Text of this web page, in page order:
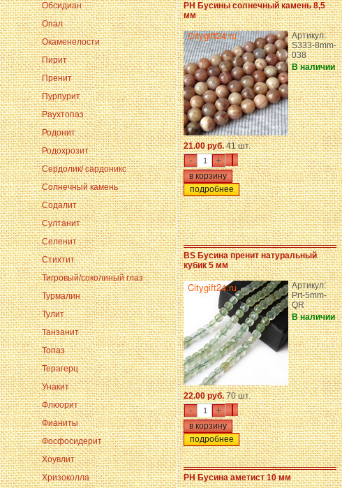
Обсидиан
Опал
Окаменелости
Пирит
Пренит
Пурпурит
Раухтопаз
Родонит
Родохрозит
Сердолик/ сардоникс
Солнечный камень
Содалит
Султанит
Селенит
Стихтит
Тигровый/соколиный глаз
Турмалин
Тулит
Танзанит
Топаз
Терагерц
Унакит
Флюорит
Фианиты
Фосфосидерит
Хоувлит
Хризоколла
PH Бусины солнечный камень 8,5
мм
Артикул:
S333-8mm-
038
В наличии
21.00 руб.41 шт.
- +
подробнее
BS Бусина пренит натуральный
кубик 5 мм
Артикул:
Prt-5mm-
QR
В наличии
22.00 руб.70 шт.
- +
подробнее
PH Бусина аметист 10 мм